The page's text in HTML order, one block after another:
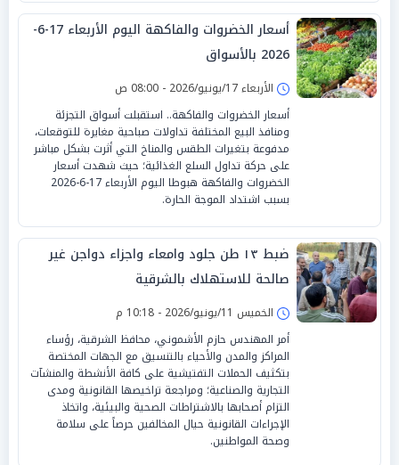
أسعار الخضروات والفاكهة اليوم الأربعاء 17-6-
2026 بالأسواق
الأربعاء 17/يونيو/2026 - 08:00 ص
أسعار الخضروات والفاكهة.. استقبلت أسواق التجزئة
ومنافذ البيع المختلفة تداولات صباحية مغايرة للتوقعات،
مدفوعة بتغيرات الطقس والمناخ التي أثرت بشكل مباشر
على حركة تداول السلع الغذائية؛ حيث شهدت أسعار
الخضروات والفاكهة هبوطا اليوم الأربعاء 17-6-2026
بسبب اشتداد الموجة الحارة.
ضبط ١٣ طن جلود وامعاء واجزاء دواجن غير
صالحة للاستهلاك بالشرقية
الخميس 11/يونيو/2026 - 10:18 م
أمر المهندس حازم الأشموني، محافظ الشرقية، رؤساء
المراكز والمدن والأحياء بالتنسيق مع الجهات المختصة
بتكثيف الحملات التفتيشية على كافة الأنشطة والمنشآت
التجارية والصناعية؛ ومراجعة تراخيصها القانونية ومدى
التزام أصحابها بالاشتراطات الصحية والبيئية، واتخاذ
الإجراءات القانونية حيال المخالفين حرصاً على سلامة
وصحة المواطنين.